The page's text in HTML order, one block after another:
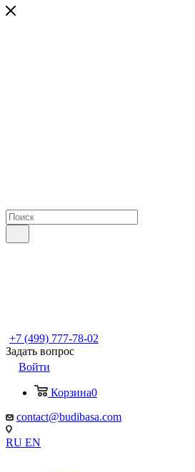
+7 (499) 777-78-02
Задать вопрос
Войти
Корзина0
contact@budibasa.com
RU EN